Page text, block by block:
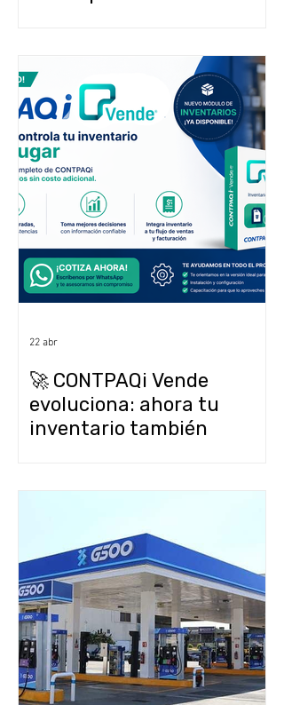
🚀 CONTPAQi Vende
evoluciona: ahora tu
inventario también
22 abr